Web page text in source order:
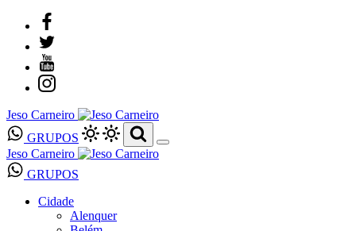
Jeso Carneiro
GRUPOS
Jeso Carneiro
GRUPOS
Cidade
Alenquer